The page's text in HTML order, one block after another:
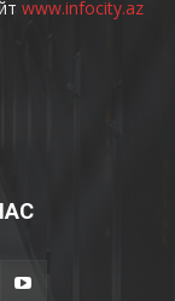
www.infocity.az